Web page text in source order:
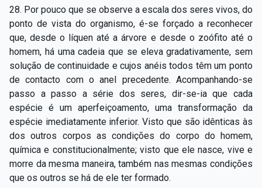
28. Por pouco que se observe a escala dos seres vivos, do
ponto de vista do organismo, é­-se forçado a reconhecer
que, desde o líquen até a árvore e desde o zoófito até o
homem, há uma cadeia que se eleva gradativamente, sem
solução de continuidade e cujos anéis todos têm um ponto
de contacto com o anel precedente. Acompanhando­-se
passo a passo a série dos seres, dir-­se­-ia que cada
espécie é um aperfeiçoamento, uma transformação da
espécie imediatamente inferior. Visto que são idênticas às
dos outros corpos as condições do corpo do homem,
química e constitucionalmente; visto que ele nasce, vive e
morre da mesma maneira, também nas mesmas condições
que os outros se há de ele ter formado.